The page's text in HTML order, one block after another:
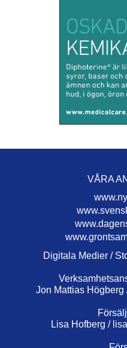
VÅRA
Digitala Medier /
Jon Mattias Högberg
Lisa Hofberg /